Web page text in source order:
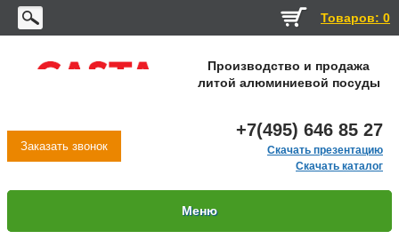
Товаров: 0
Производство и продажа
литой алюминиевой посуды
Заказать звонок
+7(495) 646 85 27
Скачать презентацию
Скачать каталог
Меню